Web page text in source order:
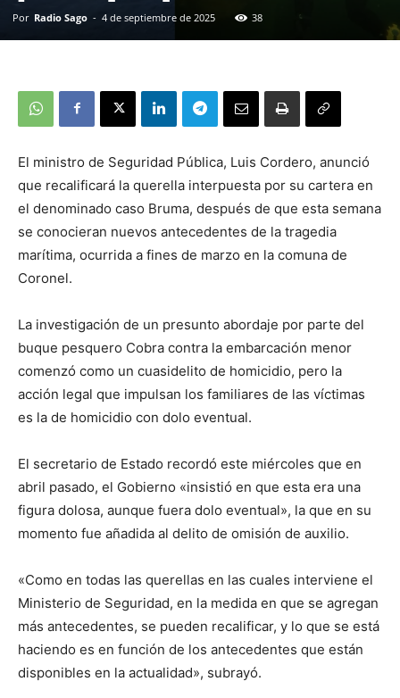
Por Radio Sago - 4 de septiembre de 2025 38
El ministro de Seguridad Pública, Luis Cordero, anunció
que recalificará la querella interpuesta por su cartera en
el denominado caso Bruma, después de que esta semana
se conocieran nuevos antecedentes de la tragedia
marítima, ocurrida a fines de marzo en la comuna de
Coronel.
La investigación de un presunto abordaje por parte del
buque pesquero Cobra contra la embarcación menor
comenzó como un cuasidelito de homicidio, pero la
acción legal que impulsan los familiares de las víctimas
es la de homicidio con dolo eventual.
El secretario de Estado recordó este miércoles que en
abril pasado, el Gobierno «insistió en que esta era una
figura dolosa, aunque fuera dolo eventual», la que en su
momento fue añadida al delito de omisión de auxilio.
«Como en todas las querellas en las cuales interviene el
Ministerio de Seguridad, en la medida en que se agregan
más antecedentes, se pueden recalificar, y lo que se está
haciendo es en función de los antecedentes que están
disponibles en la actualidad», subrayó.